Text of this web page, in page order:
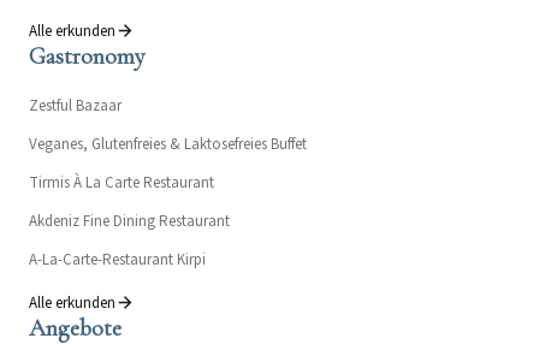
Alle erkunden
Gastronomy
Zestful Bazaar
Veganes, Glutenfreies & Laktosefreies Buffet
Tirmis À La Carte Restaurant
Akdeniz Fine Dining Restaurant
A-La-Carte-Restaurant Kirpi
Alle erkunden
Angebote